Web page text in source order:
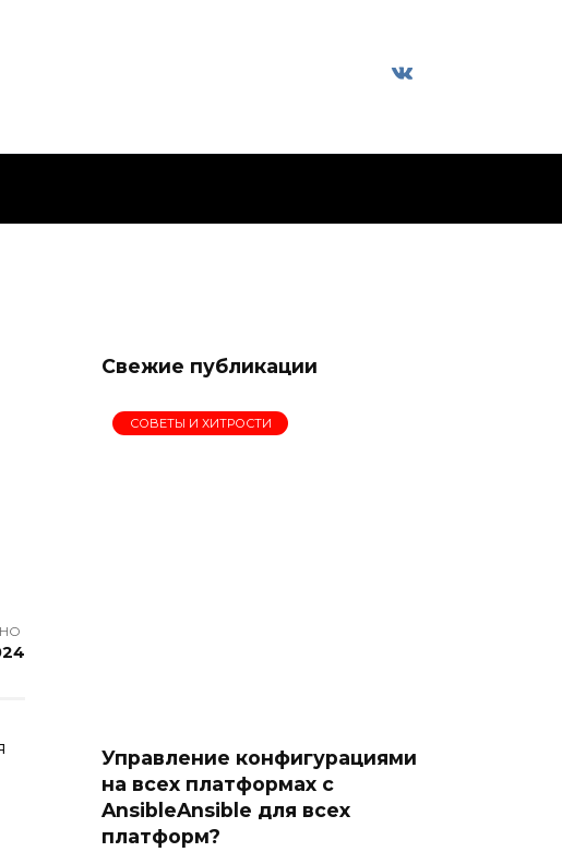
Свежие публикации
СОВЕТЫ И ХИТРОСТИ
Управление конфигурациями
на всех платформах с
AnsibleAnsible для всех
платформ?